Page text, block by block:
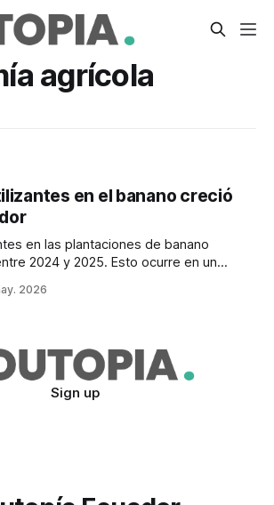
agrícola
en el banano creció
en las plantaciones de banano
2024 y 2025. Esto ocurre en un
2026
Sign up